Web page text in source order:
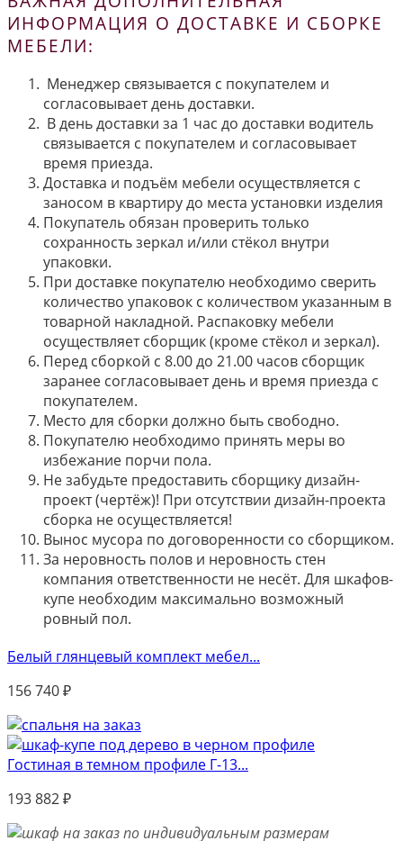
ИНФОРМАЦИЯ О ДОСТАВКЕ И СБОРКЕ
МЕБЕЛИ:
Менеджер связывается с покупателем и
согласовывает день доставки.
В день доставки за 1 час до доставки водитель
связывается с покупателем и согласовывает
время приезда.
Доставка и подъём мебели осуществляется с
заносом в квартиру до места установки изделия
Покупатель обязан проверить только
сохранность зеркал и/или стёкол внутри
упаковки.
При доставке покупателю необходимо сверить
количество упаковок с количеством указанным в
товарной накладной. Распаковку мебели
осуществляет сборщик (кроме стёкол и зеркал).
Перед сборкой с 8.00 до 21.00 часов сборщик
заранее согласовывает день и время приезда с
покупателем.
Место для сборки должно быть свободно.
Покупателю необходимо принять меры во
избежание порчи пола.
Не забудьте предоставить сборщику дизайн-
проект (чертёж)! При отсутствии дизайн-проекта
сборка не осуществляется!
Вынос мусора по договоренности со сборщиком.
За неровность полов и неровность стен
компания ответственности не несёт. Для шкафов-
купе необходим максимально возможный
ровный пол.
Белый глянцевый комплект мебел...
156 740₽
Гостиная в темном профиле Г-13...
193 882₽